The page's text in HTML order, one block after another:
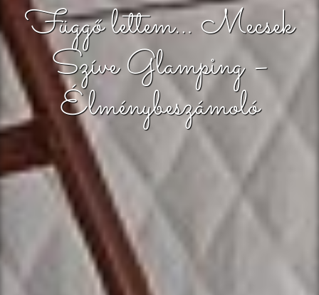
Függő lettem… Mecsek
Szíve Glamping –
Élménybeszámoló